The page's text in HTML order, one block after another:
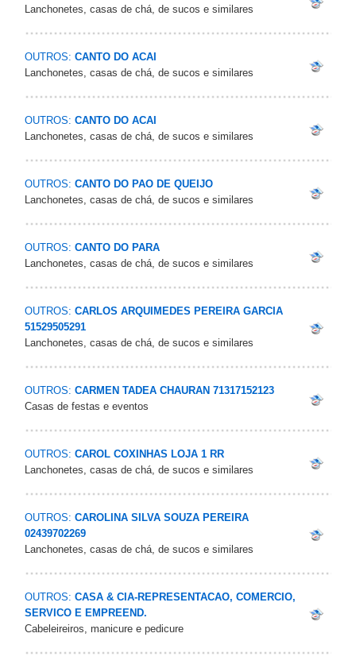
Lanchonetes, casas de chá, de sucos e similares
OUTROS: CANTO DO ACAI
Lanchonetes, casas de chá, de sucos e similares
OUTROS: CANTO DO ACAI
Lanchonetes, casas de chá, de sucos e similares
OUTROS: CANTO DO PAO DE QUEIJO
Lanchonetes, casas de chá, de sucos e similares
OUTROS: CANTO DO PARA
Lanchonetes, casas de chá, de sucos e similares
OUTROS: CARLOS ARQUIMEDES PEREIRA GARCIA
51529505291
Lanchonetes, casas de chá, de sucos e similares
OUTROS: CARMEN TADEA CHAURAN 71317152123
Casas de festas e eventos
OUTROS: CAROL COXINHAS LOJA 1 RR
Lanchonetes, casas de chá, de sucos e similares
OUTROS: CAROLINA SILVA SOUZA PEREIRA
02439702269
Lanchonetes, casas de chá, de sucos e similares
OUTROS: CASA & CIA-REPRESENTACAO, COMERCIO,
SERVICO E EMPREEND.
Cabeleireiros, manicure e pedicure